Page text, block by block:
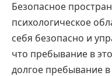
Безопасное
психологическое
себя безопасно и
что пребывание в
долгое пребывание